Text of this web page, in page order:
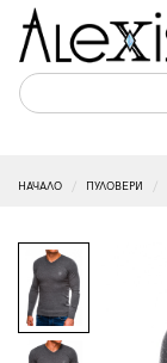
НАЧАЛО ПУЛОВЕРИ